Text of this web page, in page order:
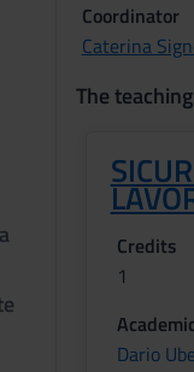
Coordinator
Caterina
The
Credits
1
Dario